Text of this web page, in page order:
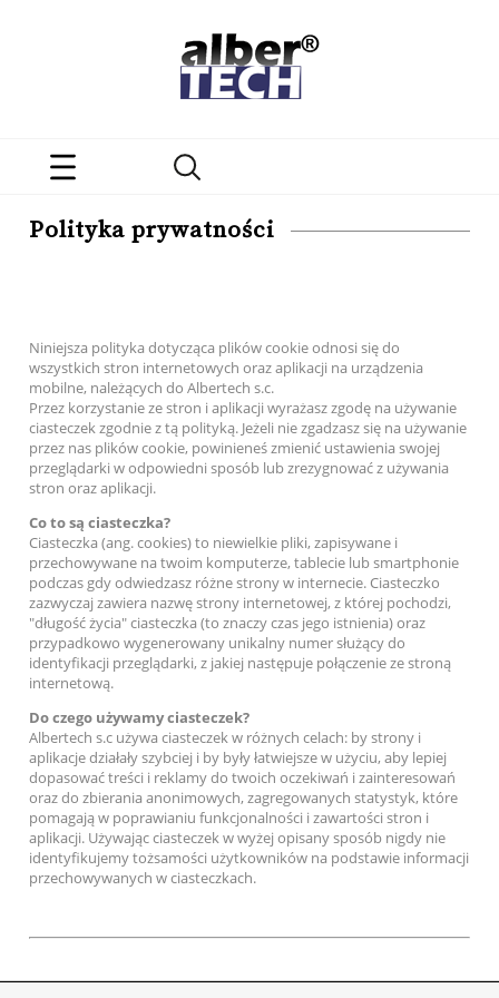
Polityka prywatności
Niniejsza polityka dotycząca plików cookie odnosi się do
wszystkich stron internetowych oraz aplikacji na urządzenia
mobilne, należących do Albertech s.c.
Przez korzystanie ze stron i aplikacji wyrażasz zgodę na używanie
ciasteczek zgodnie z tą polityką. Jeżeli nie zgadzasz się na używanie
przez nas plików cookie, powinieneś zmienić ustawienia swojej
przeglądarki w odpowiedni sposób lub zrezygnować z używania
stron oraz aplikacji.
Co to są ciasteczka?
Ciasteczka (ang. cookies) to niewielkie pliki, zapisywane i
przechowywane na twoim komputerze, tablecie lub smartphonie
podczas gdy odwiedzasz różne strony w internecie. Ciasteczko
zazwyczaj zawiera nazwę strony internetowej, z której pochodzi,
"długość życia" ciasteczka (to znaczy czas jego istnienia) oraz
przypadkowo wygenerowany unikalny numer służący do
identyfikacji przeglądarki, z jakiej następuje połączenie ze stroną
internetową.
Do czego używamy ciasteczek?
Albertech s.c używa ciasteczek w różnych celach: by strony i
aplikacje działały szybciej i by były łatwiejsze w użyciu, aby lepiej
dopasować treści i reklamy do twoich oczekiwań i zainteresowań
oraz do zbierania anonimowych, zagregowanych statystyk, które
pomagają w poprawianiu funkcjonalności i zawartości stron i
aplikacji. Używając ciasteczek w wyżej opisany sposób nigdy nie
identyfikujemy tożsamości użytkowników na podstawie informacji
przechowywanych w ciasteczkach.